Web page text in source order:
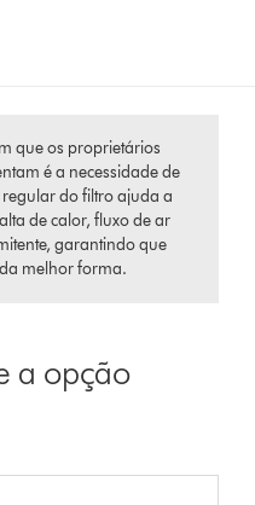
que os proprietários
é a necessidade de
do filtro ajuda a
de calor, fluxo de ar
garantindo que
melhor forma.
a opção